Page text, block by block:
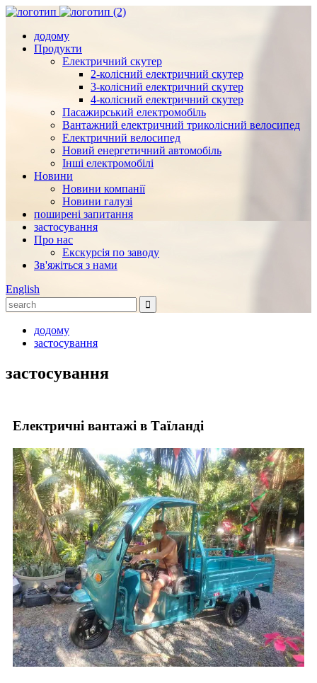
додому
Продукти
Електричний скутер
2-колісний електричний скутер
3-колісний електричний скутер
4-колісний електричний скутер
Пасажирський електромобіль
Вантажний електричний триколісний велосипед
Електричний велосипед
Новий енергетичний автомобіль
Інші електромобілі
Новини
Новини компанії
Новини галузі
поширені запитання
застосування
Про нас
Екскурсія по заводу
Зв'яжіться з нами
English
додому
застосування
застосування
Електричні вантажі в Таїланді